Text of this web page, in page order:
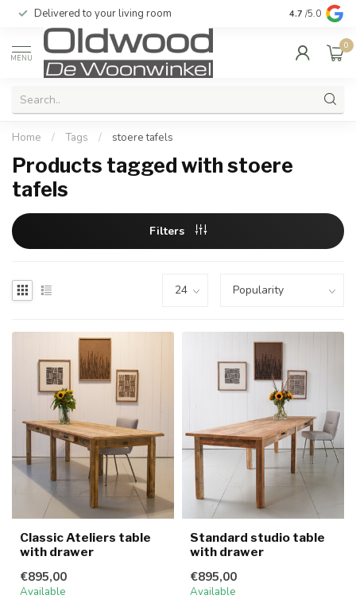
Delivered to your living room Quality &
4.7 /5.0
MENU
0
Home / Tags / stoere tafels
Products tagged with stoere
tafels
Filters
Classic Ateliers table
with drawer
€895,00
Available
Standard studio table
with drawer
€895,00
Available